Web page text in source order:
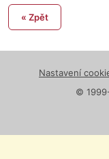
« Zpět
Nastavení
©